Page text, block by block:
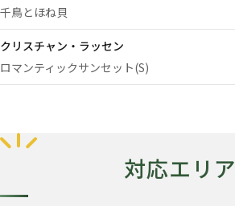
千鳥とほね貝
クリスチャン・ラッセン
ロマンティックサンセット(S)
対応エリア